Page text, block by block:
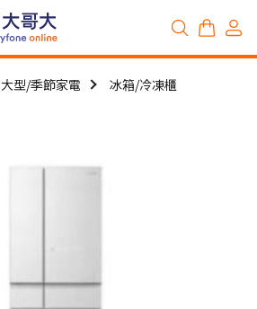
大型/季節家電 冰箱/冷凍櫃